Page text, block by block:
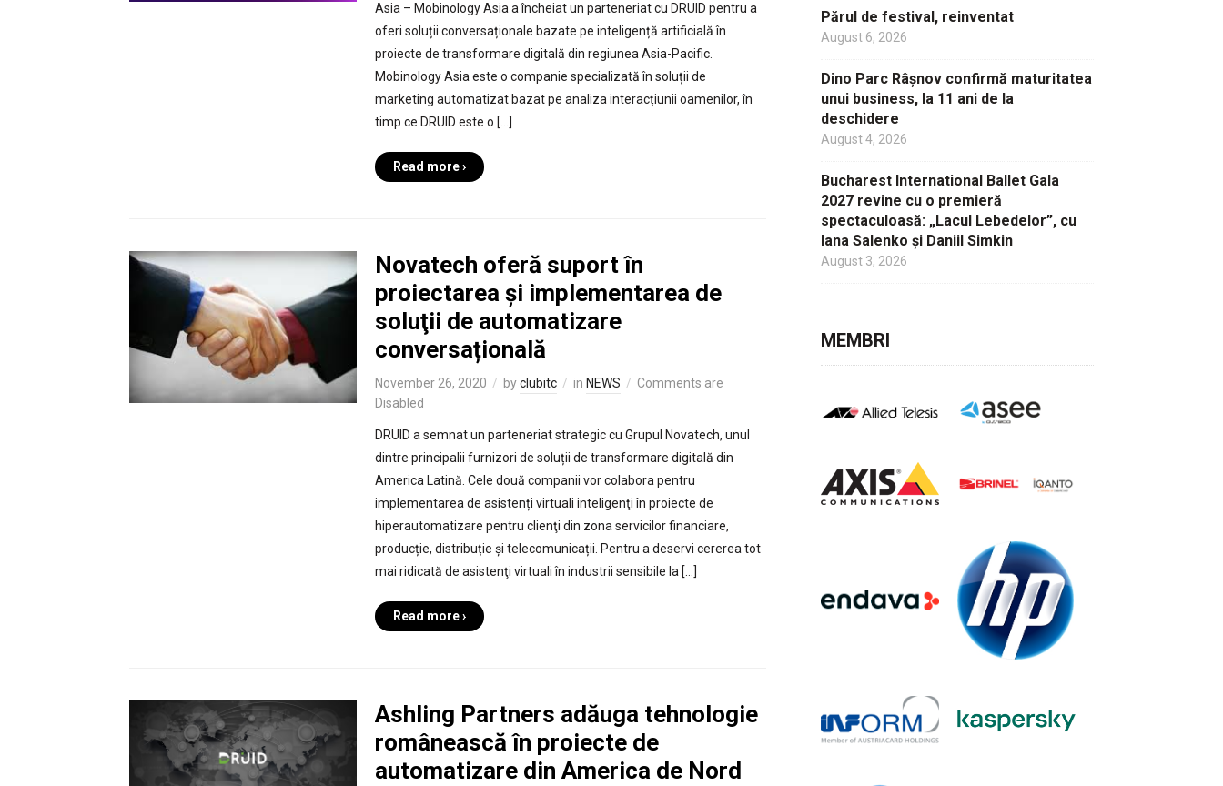
Asia – Mobinology Asia a încheiat un parteneriat cu DRUID pentru a
oferi soluții conversaționale bazate pe inteligență artificială în
proiecte de transformare digitală din regiunea Asia-Pacific.
Mobinology Asia este o companie specializată în soluții de
marketing automatizat bazat pe analiza interacțiunii oamenilor, în
timp ce DRUID este o […]
Read more ›
Novatech oferă suport în
proiectarea și implementarea de
soluţii de automatizare
conversațională
November 26, 2020 byclubitc in NEWS
Comments are
Disabled
DRUID a semnat un parteneriat strategic cu Grupul Novatech, unul
dintre principalii furnizori de soluții de transformare digitală din
America Latină. Cele două companii vor colabora pentru
implementarea de asistenți virtuali inteligenţi în proiecte de
hiperautomatizare pentru clienţi din zona servicilor financiare,
producție, distribuție și telecomunicații. Pentru a deservi cererea tot
mai ridicată de asistenţi virtuali în industrii sensibile la […]
Read more ›
Ashling Partners adăuga tehnologie
românească în proiecte de
automatizare din America de Nord
Părul de festival, reinventat
August 6, 2026
Dino Parc Râșnov confirmă maturitatea
unui business, la 11 ani de la
deschidere
August 4, 2026
Bucharest International Ballet Gala
2027 revine cu o premieră
spectaculoasă: „Lacul Lebedelor”, cu
Iana Salenko și Daniil Simkin
August 3, 2026
MEMBRI